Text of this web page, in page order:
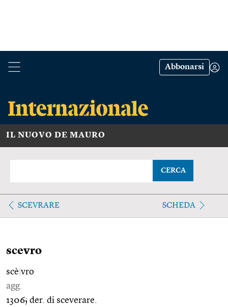
Abbonarsi
IL NUOVO DE MAURO
CERCA
SCEVRARE SCHEDA
scevro
scè vro
agg.
1306; der. di sceverare.